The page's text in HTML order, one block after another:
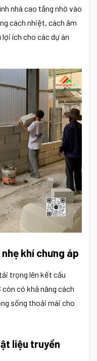
nhà cao tầng nhờ vào
cách nhiệt, cách âm
ích cho các dự án
khí chưng áp
trọng lên kết cấu
có khả năng cách
sống thoải mái cho
liệu truyền